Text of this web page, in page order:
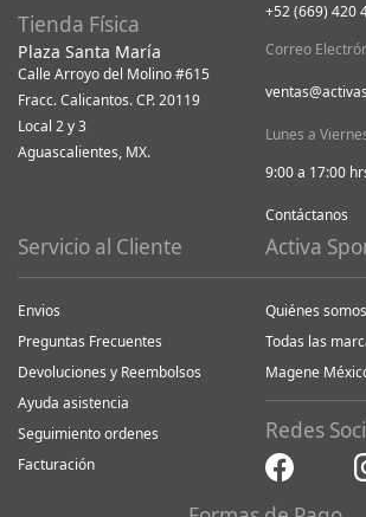
Tienda Física
Plaza Santa María
Calle Arroyo del Molino #615
Fracc. Calicantos. CP. 20119
Local 2 y 3
Aguascalientes, MX.
+52 (669) 420
Correo
Lunes a
9:00 a 17:00
Contáctanos
Servicio al Cliente
Envios
Preguntas Frecuentes
Devoluciones y Reembolsos
Ayuda asistencia
Seguimiento ordenes
Facturación
Activa
Quiénes somos
Todas las
Magene
Redes